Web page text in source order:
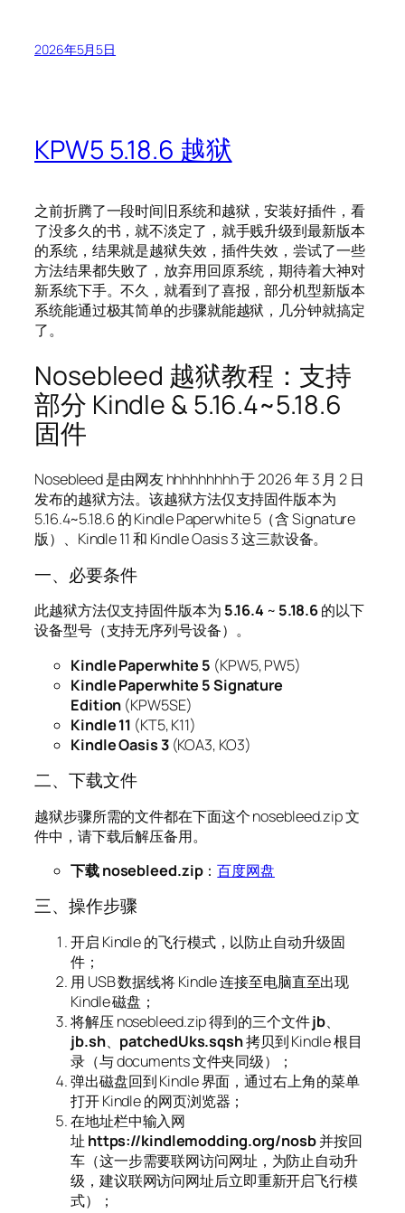
2026年5月5日
KPW5 5.18.6 越狱
之前折腾了一段时间旧系统和越狱，安装好插件，看
了没多久的书，就不淡定了，就手贱升级到最新版本
的系统，结果就是越狱失效，插件失效，尝试了一些
方法结果都失败了，放弃用回原系统，期待着大神对
新系统下手。不久，就看到了喜报，部分机型新版本
系统能通过极其简单的步骤就能越狱，几分钟就搞定
了。
Nosebleed 越狱教程：支持
部分 Kindle & 5.16.4~5.18.6
固件
Nosebleed 是由网友 hhhhhhhhh 于 2026 年 3 月 2 日
发布的越狱方法。该越狱方法仅支持固件版本为
5.16.4~5.18.6 的 Kindle Paperwhite 5（含 Signature
版）、Kindle 11 和 Kindle Oasis 3 这三款设备。
一、必要条件
此越狱方法仅支持固件版本为 5.16.4 ~ 5.18.6的以下
设备型号（支持无序列号设备）。
Kindle Paperwhite 5 (KPW5, PW5)
Kindle Paperwhite 5 Signature
Edition (KPW5SE)
Kindle 11 (KT5, K11)
Kindle Oasis 3(KOA3, KO3)
二、下载文件
越狱步骤所需的文件都在下面这个 nosebleed.zip 文
件中，请下载后解压备用。
下载 nosebleed.zip：百度网盘
三、操作步骤
开启 Kindle 的飞行模式，以防止自动升级固
件；
用 USB 数据线将 Kindle 连接至电脑直至出现
Kindle 磁盘；
将解压 nosebleed.zip 得到的三个文件jb、
jb.sh、 patchedUks.sqsh拷贝到 Kindle 根目
录（与 documents 文件夹同级）；
弹出磁盘回到 Kindle 界面，通过右上角的菜单
打开 Kindle 的网页浏览器；
在地址栏中输入网
址 https://kindlemodding.org/nosb并按回
车（这一步需要联网访问网址，为防止自动升
级，建议联网访问网址后立即重新开启飞行模
式）；